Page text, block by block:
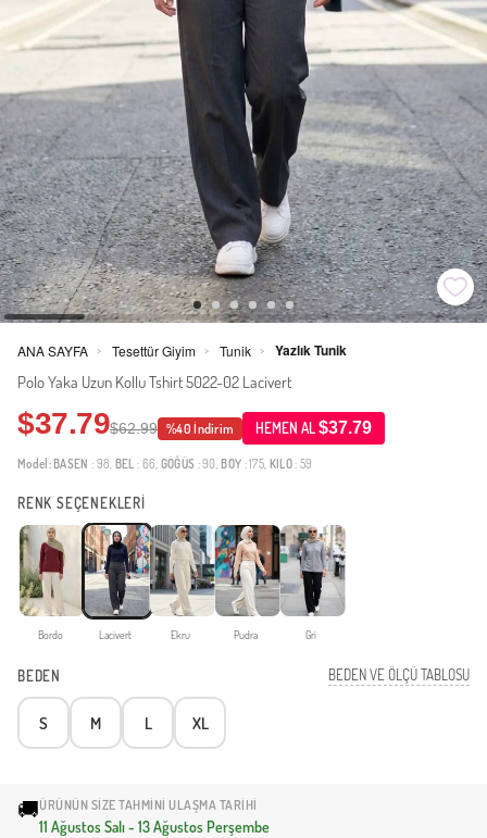
ANA SAYFA > Tesettür Giyim > Tunik > Yazlık Tunik
Polo Yaka Uzun Kollu Tshirt 5022-02 Lacivert
$37.79$62.99 %40 İndirim HEMEN AL$37.79
Model: BASEN : 98, BEL : 66, GÖĞÜS : 90, BOY : 175, KILO: 59
RENK SEÇENEKLERİ
Bordo Lacivert Ekru Pudra Gri
BEDEN BEDEN VE ÖLÇÜ TABLOSU
S M L XL
🚚ÜRÜNÜN SIZE TAHMINI ULAŞMA TARIHI
11 Ağustos Salı - 13 Ağustos Perşembe